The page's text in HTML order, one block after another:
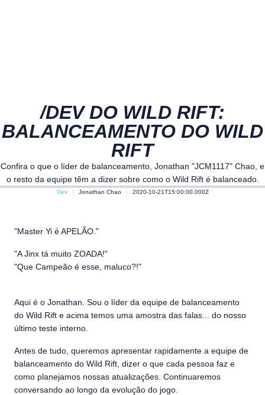
/DEV DO WILD RIFT:
BALANCEAMENTO DO WILD
RIFT
Confira o que o líder de balanceamento, Jonathan "JCM1117" Chao, e
o resto da equipe têm a dizer sobre como o Wild Rift é balanceado.
Dev Jonathan Chao 2020-10-21T15:00:00.000Z
"Master Yi é APELÃO."
"A Jinx tá muito ZOADA!"
"Que Campeão é esse, maluco?!"
Aqui é o Jonathan. Sou o líder da equipe de balanceamento
do Wild Rift e acima temos uma amostra das falas... do nosso
último teste interno.
Antes de tudo, queremos apresentar rapidamente a equipe de
balanceamento do Wild Rift, dizer o que cada pessoa faz e
como planejamos nossas atualizações. Continuaremos
conversando ao longo da evolução do jogo.